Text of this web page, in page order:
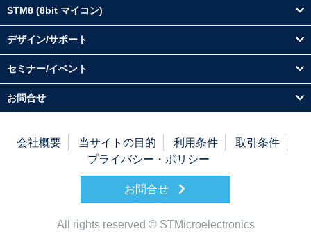
STM8 (8bit マイコン)
デザイン/サポート
セミナー/イベント
お問合せ
お問合せ
All rights reserved © STMicroelectronics
会社概要 当サイトの目的 利用条件
取引条件
プライバシー・ポリシー